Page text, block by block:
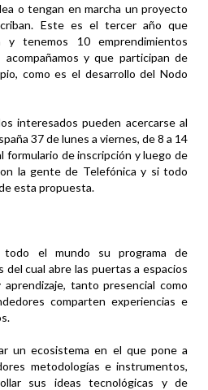
o tengan en marcha un proyecto
Este es el tercer año que
y tenemos 10 emprendimientos
y que participan de
como es el desarrollo del Nodo
interesados pueden acercarse al
37 de lunes a viernes, de 8 a 14
formulario de inscripción y luego de
la gente de Telefónica y si todo
esta propuesta.
todo el mundo su programa de
del cual abre las puertas a espacios
tanto presencial como
comparten experiencias e
un ecosistema en el que pone a
metodologías e instrumentos,
sus ideas tecnológicas y de